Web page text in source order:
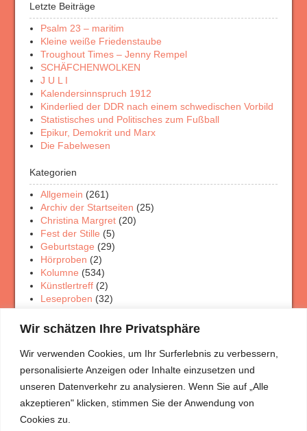
Wir schätzen Ihre Privatsphäre
Wir verwenden Cookies, um Ihr Surferlebnis zu verbessern,
personalisierte Anzeigen oder Inhalte einzusetzen und
unseren Datenverkehr zu analysieren. Wenn Sie auf „Alle
akzeptieren" klicken, stimmen Sie der Anwendung von
Cookies zu.
Letzte Beiträge
Psalm 23 – maritim
Kleine weiße Friedenstaube
Troughout Times – Jenny Rempel
SCHÄFCHENWOLKEN
J U L I
Kalendersinnspruch 1912
Kinderlied der DDR nach einem schwedischen Vorbild
Statistisches und Politisches zum Fußball
Epikur, Demokrit und Marx
Die Fabelwesen
Kategorien
Allgemein (261)
Archiv der Startseiten (25)
Christina Margret(20)
Fest der Stille (5)
Geburtstage (29)
Hörproben (2)
Kolumne (534)
Künstlertreff(2)
Leseproben (32)
Porträt Rätsel (12)
Theaterschaffen(3)
Wanderungen(5)
Meist gelesen
Mitja und die Mützen